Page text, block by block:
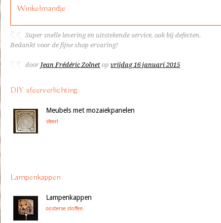
Winkelmandje
Super snelle levering en uitstekende service, ook bij defecten.
Bedankt voor de fijne shop ervaring!
door Jean Frédéric Zolnet op vrijdag 16 januari 2015
DIY sfeerverlichting
Meubels met mozaiekpanelen
sfeer!
Lampenkappen
Lampenkappen
oosterse stoffen